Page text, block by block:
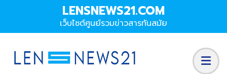
LENSNEWS21.COM
เว็บไซต์ศูนย์รวมข่าวสารทันสมัย